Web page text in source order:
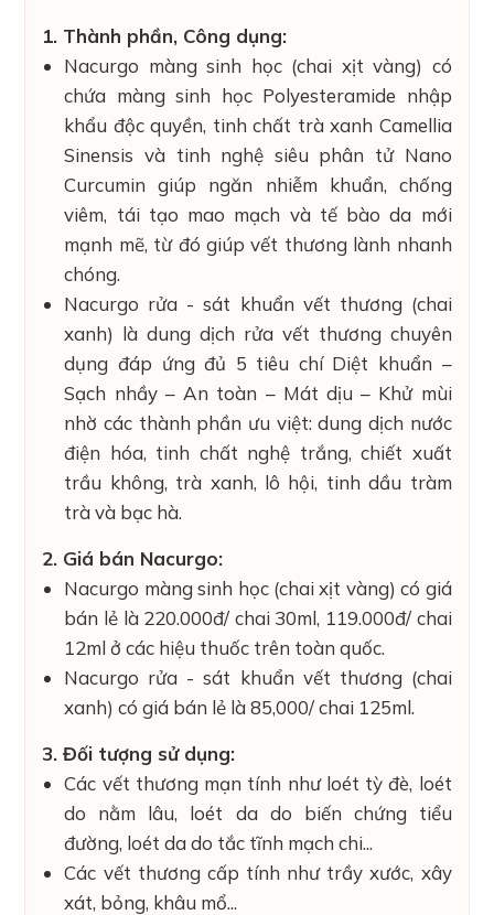
1. Thành phần, Công dụng:
Nacurgo màng sinh học (chai xịt vàng) có
chứa màng sinh học Polyesteramide nhập
khẩu độc quyền, tinh chất trà xanh Camellia
Sinensis và tinh nghệ siêu phân tử Nano
Curcumin giúp ngăn nhiễm khuẩn, chống
viêm, tái tạo mao mạch và tế bào da mới
mạnh mẽ, từ đó giúp vết thương lành nhanh
chóng.
Nacurgo rửa - sát khuẩn vết thương (chai
xanh) là dung dịch rửa vết thương chuyên
dụng đáp ứng đủ 5 tiêu chí Diệt khuẩn –
Sạch nhầy – An toàn – Mát dịu – Khử mùi
nhờ các thành phần ưu việt: dung dịch nước
điện hóa, tinh chất nghệ trắng, chiết xuất
trầu không, trà xanh, lô hội, tinh dầu tràm
trà và bạc hà.
2. Giá bán Nacurgo:
Nacurgo màng sinh học (chai xịt vàng) có giá
bán lẻ là 220.000đ/ chai 30ml, 119.000đ/ chai
12ml ở các hiệu thuốc trên toàn quốc.
Nacurgo rửa - sát khuẩn vết thương (chai
xanh) có giá bán lẻ là 85,000/ chai 125ml.
3. Đối tượng sử dụng:
Các vết thương mạn tính như loét tỳ đè, loét
do nằm lâu, loét da do biến chứng tiểu
đường, loét da do tắc tĩnh mạch chi...
Các vết thương cấp tính như trầy xước, xây
xát, bỏng, khâu mổ...